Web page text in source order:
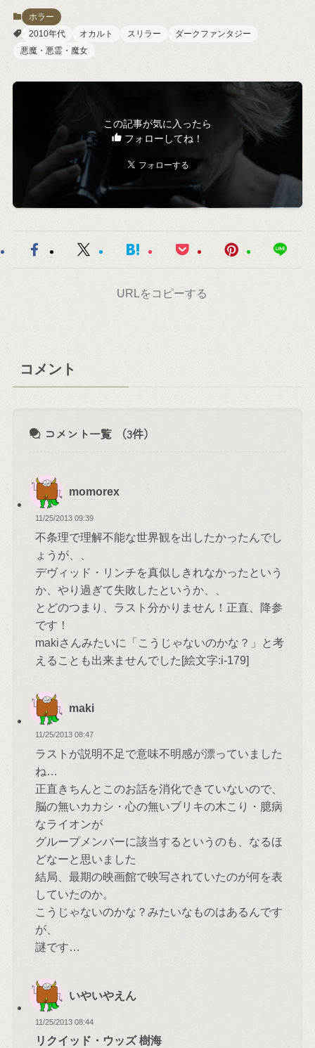
ホラー
2010年代
オカルト スリラー
ダークファンタジー
悪魔・悪霊・魔女
この記事が気に入ったら
フォローしてね！
URLをコピーする
コメント
コメント一覧 （3件）
momorex
11/25/2013 09:39
不条理で理解不能な世界観を出したかったんでし
ょうが、、
デヴィッド・リンチを真似しきれなかったという
か、やり過ぎて失敗したというか、、
とどのつまり、ラスト分かりません！正直、降参
です！
makiさんみたいに「こうじゃないのかな？」と考
えることも出来ませんでした[絵文字:i-179]
maki
11/25/2013 08:47
ラストが説明不足で意味不明感が漂っていました
ね…
正直きちんとこのお話を消化できていないので、
脳の無いカカシ・心の無いブリキの木こり・臆病
なライオンが
グループメンバーに該当するというのも、なるほ
どなーと思いました
結局、最期の映画館で映写されていたのが何を表
していたのか。
こうじゃないのかな？みたいなものはあるんです
が、
謎です…
いやいやえん
11/25/2013 08:44
リクイッド・ウッズ 樹海